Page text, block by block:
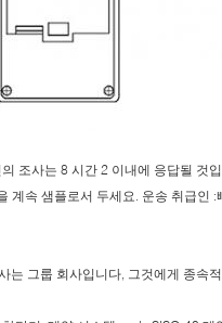
조사는 8 시간 2 이내에 응답될 것
계속 샘플로서 두세요. 운송 취급인
는 그룹 회사입니다, 그것에게 종속